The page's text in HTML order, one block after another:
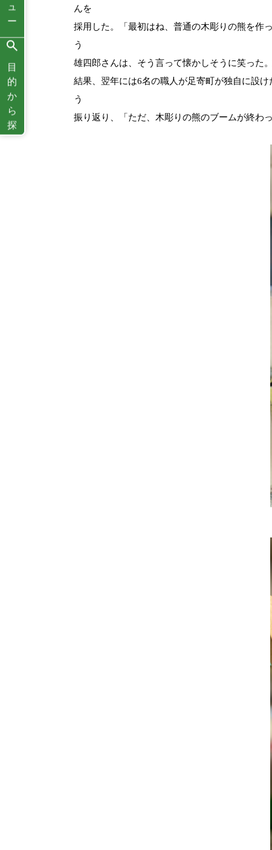
んを
採用した。
「最初はね、普通の木彫りの熊を
う
雄四郎さんは、そう言って懐かしそうに笑った。
結果、翌年には6名の職人が足寄町が独自に設け
う
振り返り、「ただ、木彫りの熊のブームが終わ
ュ
ー
目
的
か
ら
探